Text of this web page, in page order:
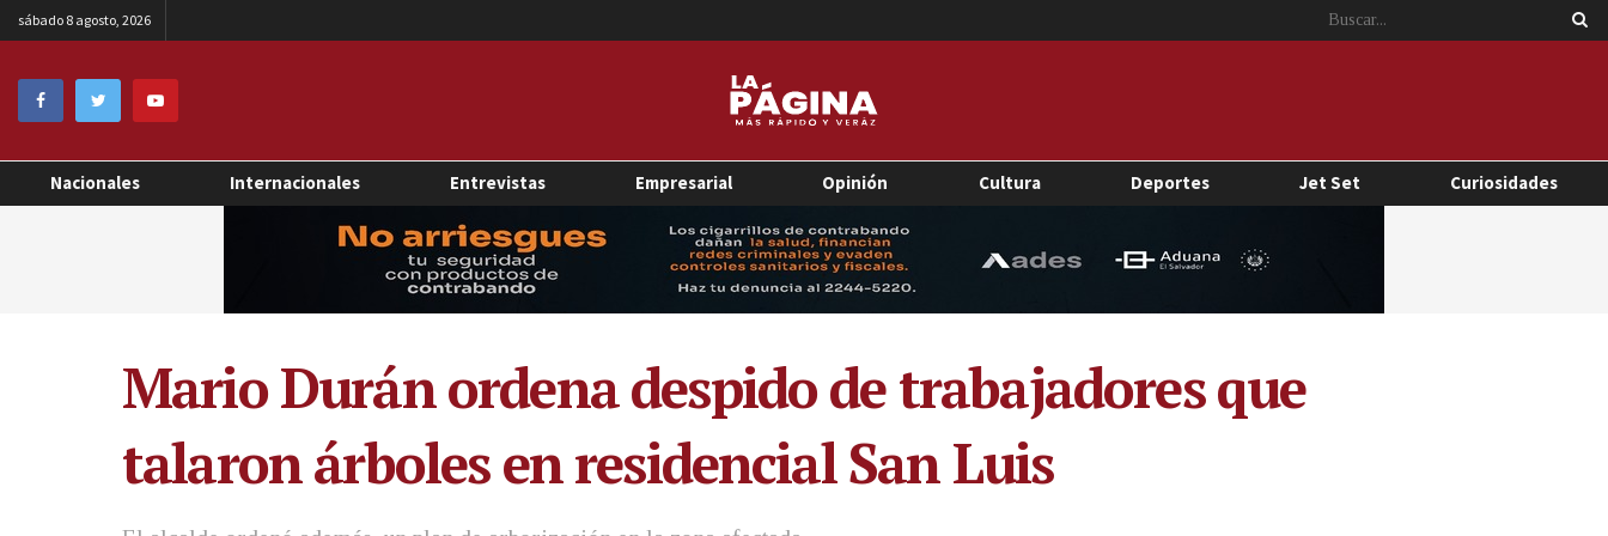
sábado 8 agosto, 2026
Nacionales Internacionales Entrevistas Empresarial Opinión Cultura Deportes Jet Set Curiosidades
Mario Durán ordena despido de trabajadores que
talaron árboles en residencial San Luis